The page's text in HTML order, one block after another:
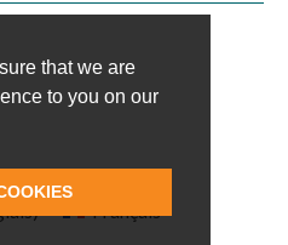
) Français
that we are
to you on our